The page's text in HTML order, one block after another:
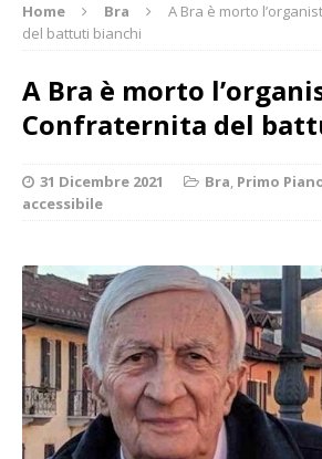
Home Bra
A Bra è morto
del battuti bianchi
A Bra è morto
Confraternita del
31 Dicembre 2021 Bra, Primo
accessibile